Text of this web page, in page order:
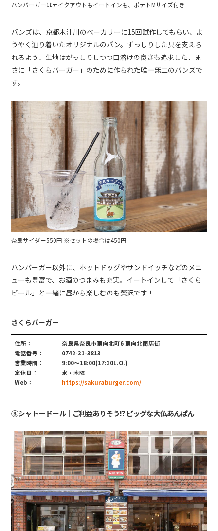
ハンバーガーはテイクアウトもイートインも、ポテトMサイズ付き
バンズは、京都木津川のベーカリーに15回試作してもらい、よ
うやく辿り着いたオリジナルのパン。ずっしりした具を支えら
れるよう、生地はがっしりしつつ口溶けの良さも追求した、ま
さに「さくらバーガー」のために作られた唯一無二のバンズで
す。
奈良サイダー550円 ※セットの場合は450円
ハンバーガー以外に、ホットドッグやサンドイッチなどのメニ
ューも豊富で、お酒のつまみも充実。イートインして「さくら
ビール」と一緒に昼から楽しむのも贅沢です！
さくらバーガー
住所：
奈良県奈良市東向北町6 東向北商店街
電話番号：
0742-31-3813
営業時間：
9:00〜18:00(17:30L.O.)
定休日：
水・木曜
Web：
https://sakuraburger.com/
③シャトードール｜ご利益ありそう!? ビッグな大仏あんぱん